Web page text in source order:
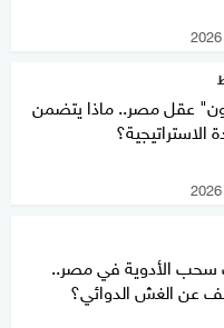
عقل مصر.. ماذا يتضمن
الاستراتيجية؟
سحب الأدوية في مصر..
عن الغش الدوائي؟